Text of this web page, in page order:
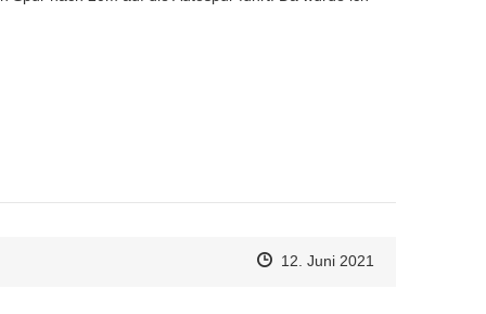
Zeitpunkt des Erstellens
Zeitpunkt des Erstellens
12. Juni 2021